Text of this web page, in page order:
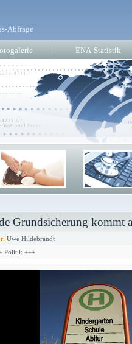
Abfrage
ENA-Statistik
Grundsicherung kommt
Uwe Hildebrandt
Politik +++